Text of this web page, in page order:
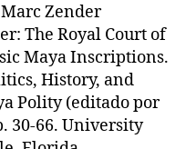
Zender
The Royal Court of
Maya Inscriptions.
History, and
Polity (editado por
30-66. University